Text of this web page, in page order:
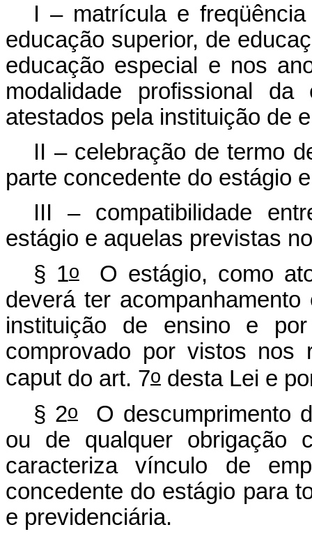
I – matrícula e
educação superior, de
educação especial e nos
modalidade profissional
atestados pela instituição de
II – celebração de termo
parte concedente do estágio
III – compatibilidade
estágio e aquelas previstas
§ 1oO estágio, como ato
deverá ter
instituição de ensino e
comprovado por vistos nos
caput do art. 7o desta Lei e
§ 2oO descumprimento
ou de qualquer obrigação
caracteriza vínculo de
concedente do estágio para
e previdenciária.